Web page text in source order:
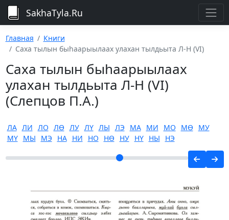
SakhaTyla.Ru
Главная
Книги
Саха тылын быһаарыылаах улахан тылдьыта Л-Н (VI)
Саха тылын быһаарыылаах
улахан тылдьыта Л-Н (VI)
(Слепцов П.А.)
ЛА ЛИ ЛО ЛӨ ЛУ ЛҮ ЛЫ ЛЭ МА МИ МО МӨ
МУ
МҮ
МЫ МЭ НА НИ НО НӨ НУ НҮ НЫ НЭ